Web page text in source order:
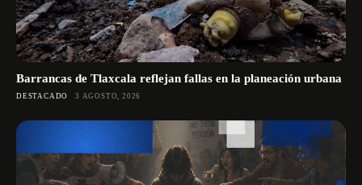
Barrancas de Tlaxcala reflejan fallas en la planeación urbana
DESTACADO 3 AGOSTO, 2026